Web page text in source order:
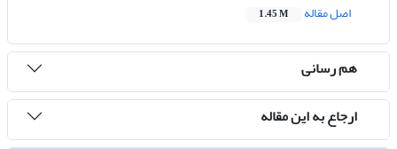
اصل مقاله
1.45 M
هم رسانی
ارجاع به این مقاله